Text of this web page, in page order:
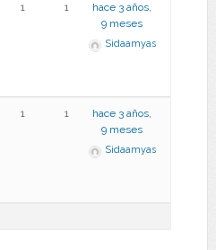
1 1
hace 3 años,
9 meses
Sidaamyas
1 1
hace 3 años,
9 meses
Sidaamyas